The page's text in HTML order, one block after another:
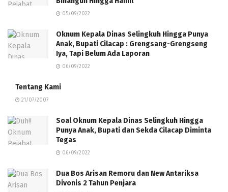
05/09/2022
Oknum Kepala Dinas Selingkuh Hingga Punya
Anak, Bupati Cilacap : Grengsang-Grengseng
Iya, Tapi Belum Ada Laporan
06/09/2022
Tentang Kami
21/07/2007
Soal Oknum Kepala Dinas Selingkuh Hingga
Punya Anak, Bupati dan Sekda Cilacap Diminta
Tegas
06/09/2022
Dua Bos Arisan Remoru dan New Antariksa
Divonis 2 Tahun Penjara